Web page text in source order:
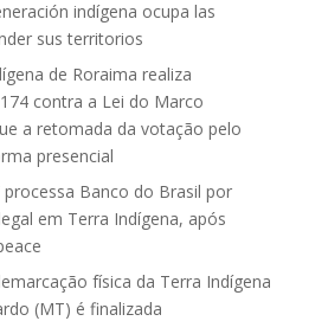
indígena ocupa las
sus territorios
de Roraima realiza
contra a Lei do Marco
a retomada da votação pelo
presencial
processa Banco do Brasil por
em Terra Indígena, após
física da Terra Indígena
(MT) é finalizada